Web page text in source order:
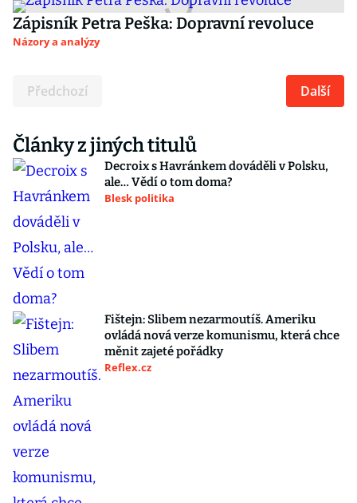
Zápisník Petra Peška: Dopravní revoluce
Názory a analýzy
Předchozí Další
Články z jiných titulů
Decroix s Havránkem dováděli v Polsku,
ale… Vědí o tom doma?
Blesk politika
Fištejn: Slibem nezarmoutíš. Ameriku
ovládá nová verze komunismu, která chce
měnit zajeté pořádky
Reflex.cz